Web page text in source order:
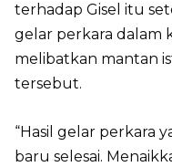
terhadap Gisel itu
gelar perkara dalam
melibatkan mantan
tersebut.
“Hasil gelar perkara
baru selesai.